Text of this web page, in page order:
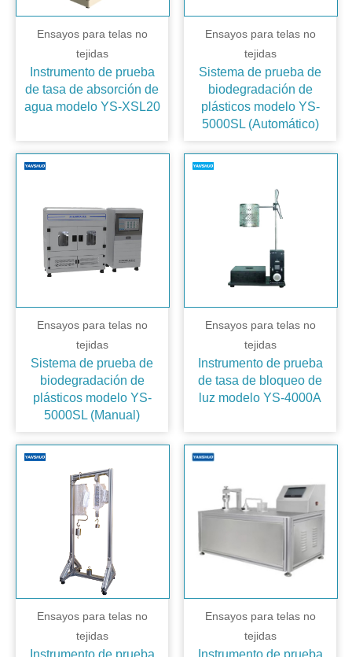
Ensayos para telas no
tejidas
Instrumento de prueba
de tasa de absorción de
agua modelo YS-XSL20
Ensayos para telas no
tejidas
Sistema de prueba de
biodegradación de
plásticos modelo YS-
5000SL (Automático)
Ensayos para telas no
tejidas
Sistema de prueba de
biodegradación de
plásticos modelo YS-
5000SL (Manual)
Ensayos para telas no
tejidas
Instrumento de prueba
de tasa de bloqueo de
luz modelo YS-4000A
Ensayos para telas no
tejidas
Instrumento de prueba
Ensayos para telas no
tejidas
Instrumento de prueba